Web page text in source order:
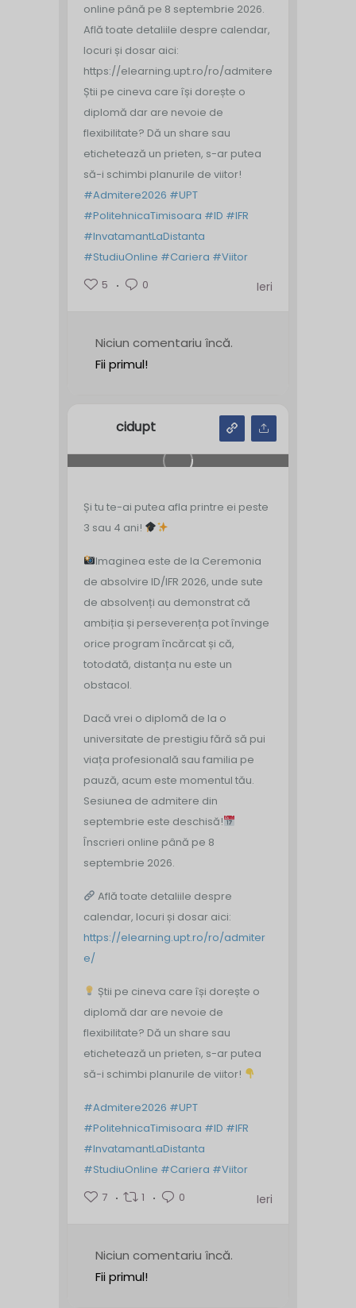
online până pe 8 septembrie 2026.
Află toate detaliile despre calendar,
locuri și dosar aici:
https://elearning.upt.ro/ro/admitere/
Știi pe cineva care își dorește o
diplomă dar are nevoie de
flexibilitate? Dă un share sau
etichetează un prieten, s-ar putea
să-i schimbi planurile de viitor!
#Admitere2026 #UPT
#PolitehnicaTimisoara #ID #IFR
#InvatamantLaDistanta
#StudiuOnline #Cariera #Viitor
5
0 Ieri
Niciun comentariu încă.
Fii primul!
cidupt
Și tu te-ai putea afla printre ei peste
3 sau 4 ani!
Imaginea este de la Ceremonia
de absolvire ID/IFR 2026, unde sute
de absolvenți au demonstrat că
ambiția și perseverența pot învinge
orice program încărcat și că,
totodată, distanța nu este un
obstacol.
Dacă vrei o diplomă de la o
universitate de prestigiu fără să pui
viața profesională sau familia pe
pauză, acum este momentul tău.
Sesiunea de admitere din
septembrie este deschisă!
Înscrieri online până pe 8
septembrie 2026.
Află toate detaliile despre
calendar, locuri și dosar aici:
https://elearning.upt.ro/ro/admiter
e/
Știi pe cineva care își dorește o
diplomă dar are nevoie de
flexibilitate? Dă un share sau
etichetează un prieten, s-ar putea
să-i schimbi planurile de viitor!
#Admitere2026 #UPT
#PolitehnicaTimisoara #ID #IFR
#InvatamantLaDistanta
#StudiuOnline #Cariera #Viitor
7
1 0 Ieri
Niciun comentariu încă.
Fii primul!